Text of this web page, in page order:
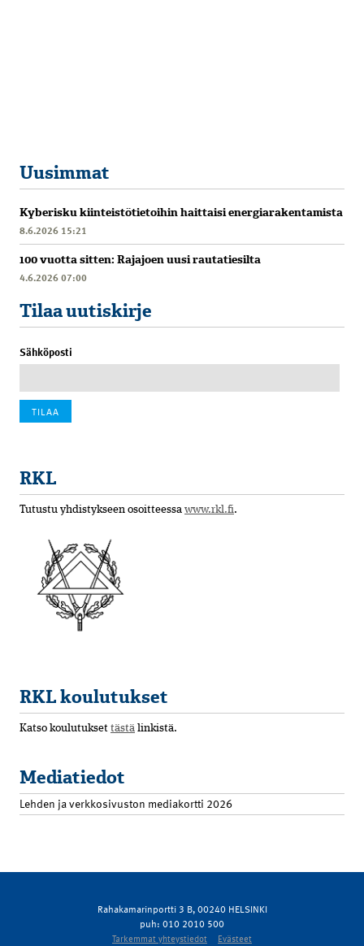
Uusimmat
Kyberisku kiinteistötietoihin haittaisi energiarakentamista
8.6.2026 15:21
100 vuotta sitten: Rajajoen uusi rautatiesilta
4.6.2026 07:00
Tilaa uutiskirje
Sähköposti
RKL
Tutustu yhdistykseen osoitteessa www.rkl.fi.
RKL koulutukset
Katso koulutukset tästä linkistä.
Mediatiedot
Lehden ja verkkosivuston mediakortti 2026
Rahakamarinportti 3 B, 00240 HELSINKI
puh: 010 2010 500
Tarkemmat yhteystiedot Evästeet